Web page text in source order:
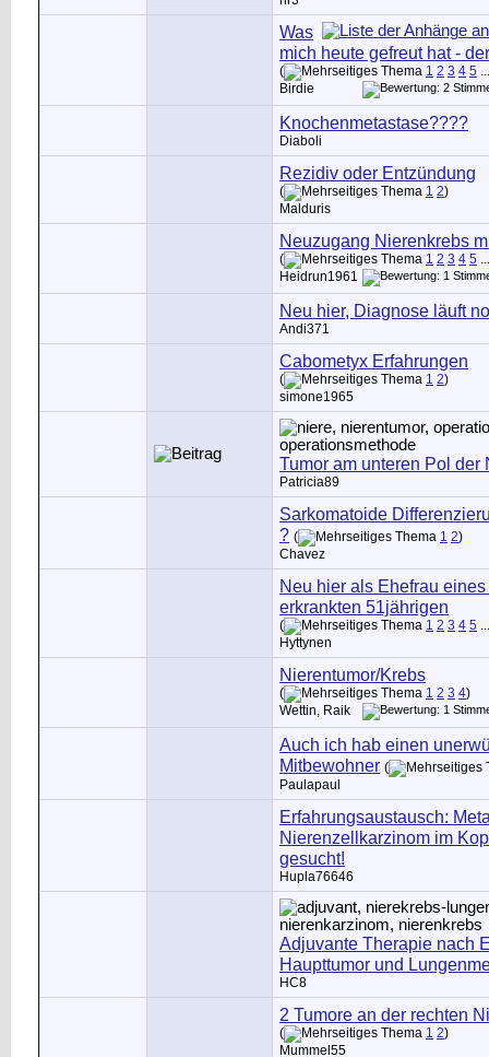
Was
mich heute gefreut hat -
( 1 2 3 4 5
Birdie
Knochenmetastase????
Diaboli
Rezidiv oder Entzündung
( 1 2)
Malduris
Neuzugang Nierenkrebs
( 1 2 3 4 5
Heidrun1961
Neu hier, Diagnose läuft
Andi371
Cabometyx Erfahrungen
( 1 2)
simone1965
Tumor am unteren Pol der
Patricia89
Sarkomatoide
? ( 1 2)
Chavez
Neu hier als Ehefrau
erkrankten 51jährigen
( 1 2 3 4 5
Hyttynen
Nierentumor/Krebs
( 1 2 3 4)
Wettin, Raik
Auch ich hab einen
Mitbewohner (
Paulapaul
Erfahrungsaustausch:
Nierenzellkarzinom im
gesucht!
Hupla76646
Adjuvante Therapie nach
Haupttumor und
HC8
2 Tumore an der rechten
( 1 2)
Mummel55